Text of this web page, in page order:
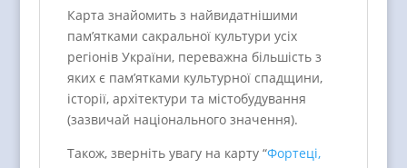
Карта знайомить з найвидатнішими
пам’ятками сакральної культури усіх
регіонів України, переважна більшість з
яких є пам’ятками культурної спадщини,
історії, архітектури та містобудування
(зазвичай національного значення).
Також, зверніть увагу на карту “Фортеці,